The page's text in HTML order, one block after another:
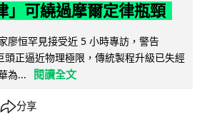
」可繞過摩爾定律瓶頸
廖恒罕見接受近 5 小時專訪，警告
頭正逼近物理極限，傳統製程升級已失經
為...
閱讀全文
分享